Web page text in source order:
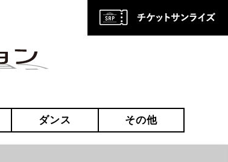
ダンス その他